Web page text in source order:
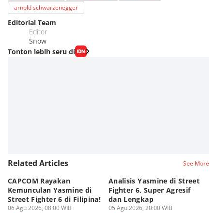
arnold schwarzenegger
Editorial Team
Editor
Snow
Tonton lebih seru di
Related Articles See More
CAPCOM Rayakan
Kemunculan Yasmine di
Street Fighter 6 di Filipina!
06 Agu 2026, 08:00 WIB
Analisis Yasmine di Street
Fighter 6, Super Agresif
dan Lengkap
05 Agu 2026, 20:00 WIB